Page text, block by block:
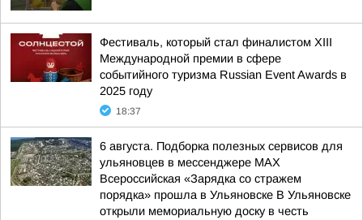
Фестиваль, который стал финалистом ХIII
Международной премии в сфере
событийного туризма Russian Event Awards в
2025 году
18:37
6 августа. Подборка полезных сервисов для
ульяновцев в мессенджере MAX
Всероссийская «Зарядка со стражем
порядка» прошла в Ульяновске В Ульяновске
открыли мемориальную доску в честь